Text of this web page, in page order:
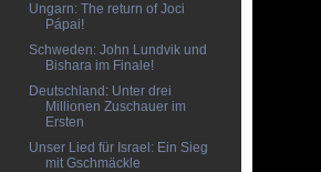
Ungarn: The return of Joci
Pápai!
Schweden: John Lundvik und
Bishara im Finale!
Deutschland: Unter drei
Millionen Zuschauer im
Ersten
Unser Lied für Israel: Ein Sieg
mit Gschmäckle